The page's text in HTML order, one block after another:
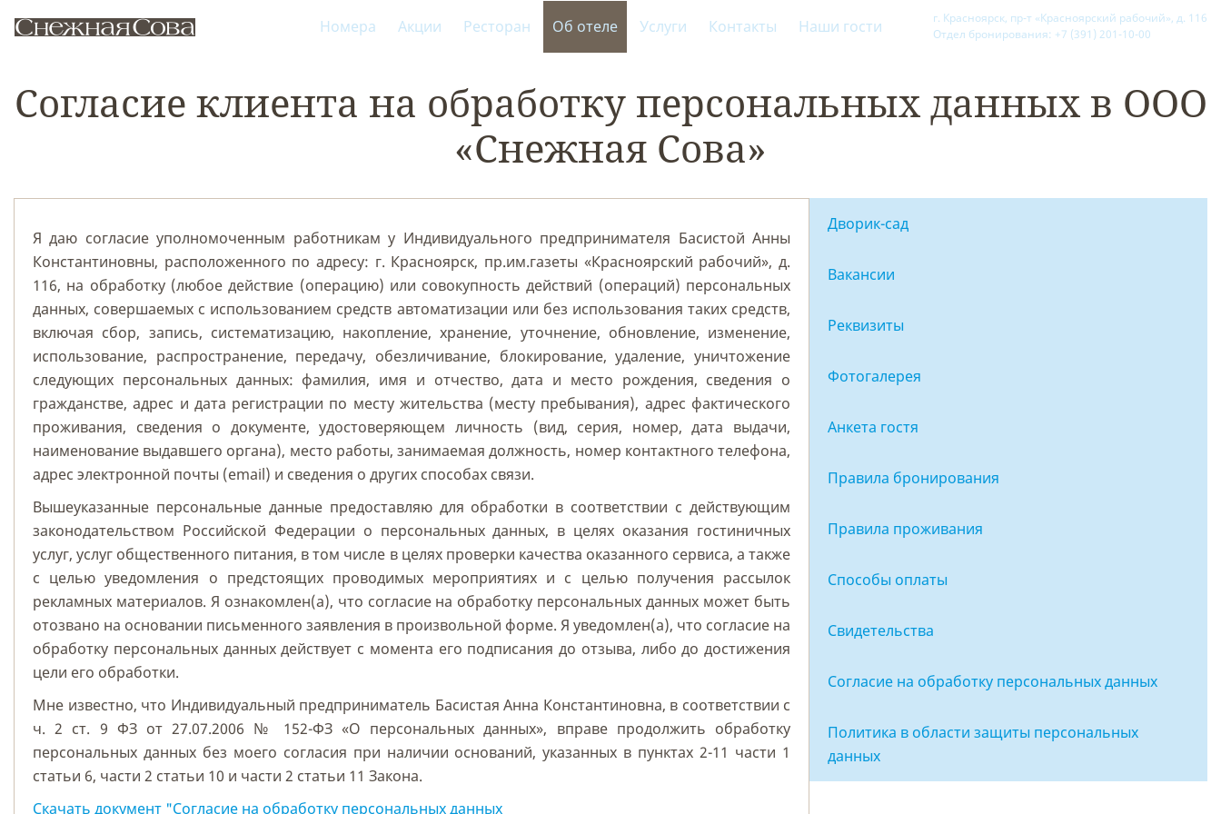
Номера Акции Ресторан Об отеле Услуги Контакты Наши гости
г. Красноярск, пр-т «Красноярский рабочий», д. 116
Отдел бронирования: +7 (391) 201-10-00
Согласие клиента на обработку персональных данных в ООО
«Снежная Сова»
Дворик-сад
Вакансии
Реквизиты
Фотогалерея
Анкета гостя
Правила бронирования
Правила проживания
Способы оплаты
Свидетельства
Согласие на обработку персональных данных
Политика в области защиты персональных
данных
Я даю согласие уполномоченным работникам у Индивидуального предпринимателя Басистой Анны
Константиновны, расположенного по адресу: г. Красноярск, пр.им.газеты «Красноярский рабочий», д.
116, на обработку (любое действие (операцию) или совокупность действий (операций) персональных
данных, совершаемых с использованием средств автоматизации или без использования таких средств,
включая сбор, запись, систематизацию, накопление, хранение, уточнение, обновление, изменение,
использование, распространение, передачу, обезличивание, блокирование, удаление, уничтожение
следующих персональных данных: фамилия, имя и отчество, дата и место рождения, сведения о
гражданстве, адрес и дата регистрации по месту жительства (месту пребывания), адрес фактического
проживания, сведения о документе, удостоверяющем личность (вид, серия, номер, дата выдачи,
наименование выдавшего органа), место работы, занимаемая должность, номер контактного телефона,
адрес электронной почты (email) и сведения о других способах связи.
Вышеуказанные персональные данные предоставляю для обработки в соответствии с действующим
законодательством Российской Федерации о персональных данных, в целях оказания гостиничных
услуг, услуг общественного питания, в том числе в целях проверки качества оказанного сервиса, а также
с целью уведомления о предстоящих проводимых мероприятиях и с целью получения рассылок
рекламных материалов. Я ознакомлен(а), что согласие на обработку персональных данных может быть
отозвано на основании письменного заявления в произвольной форме. Я уведомлен(а), что согласие на
обработку персональных данных действует с момента его подписания до отзыва, либо до достижения
цели его обработки.
Мне известно, что Индивидуальный предприниматель Басистая Анна Константиновна, в соответствии с
ч. 2 ст. 9 ФЗ от 27.07.2006 № 152-ФЗ «О персональных данных», вправе продолжить обработку
персональных данных без моего согласия при наличии оснований, указанных в пунктах 2-11 части 1
статьи 6, части 2 статьи 10 и части 2 статьи 11 Закона.
Скачать документ "Согласие на обработку персональных данных